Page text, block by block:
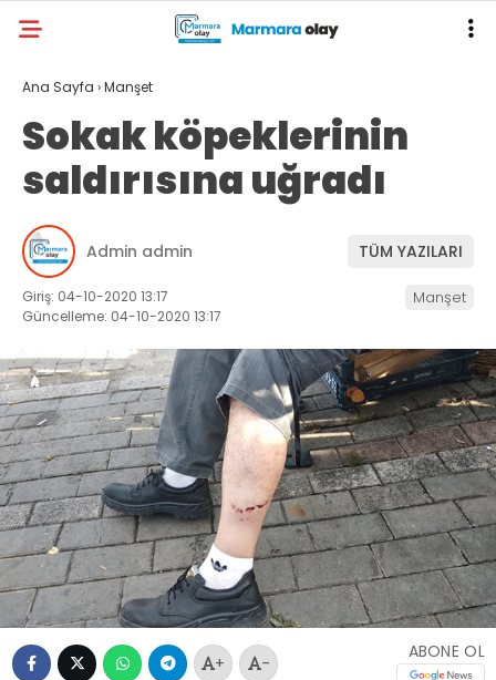
Ana Sayfa ›Manşet
Sokak köpeklerinin
saldırısına uğradı
Admin admin TÜM YAZILARI
Giriş: 04-10-2020 13:17
Güncelleme: 04-10-2020 13:17
Manşet
+ -
ABONE OL